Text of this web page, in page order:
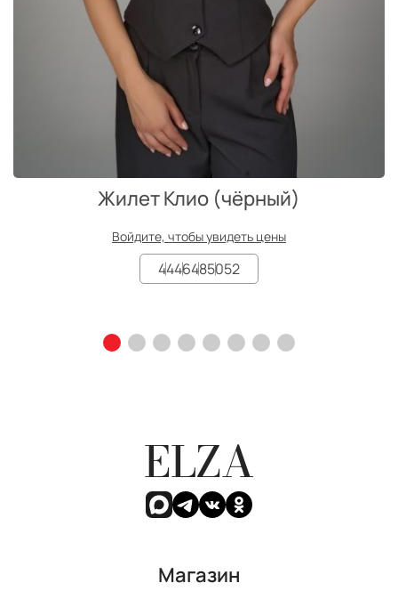
Жилет Клио (чёрный)
Войдите, чтобы увидеть цены
4446485052
ELZA
Магазин